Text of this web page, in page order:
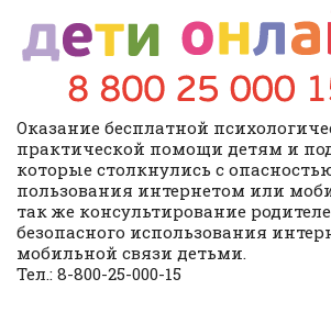
Оказание бесплатной
практической помощи детям и
которые столкнулись с
пользования интернетом или
так же консультирование
безопасного использования
мобильной связи детьми.
Тел.: 8-800-25-000-15